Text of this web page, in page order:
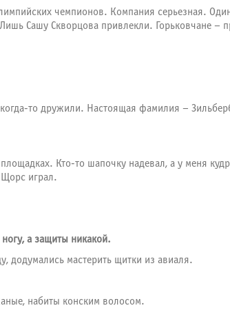
чемпионов. Компания серьезная.
Сашу Скворцова привлекли. Горьковчане –
то дружили. Настоящая фамилия –
Кто-то шапочку надевал, а у меня
играл.
а защиты никакой.
мастерить щитки из авиаля.
набиты конским волосом.